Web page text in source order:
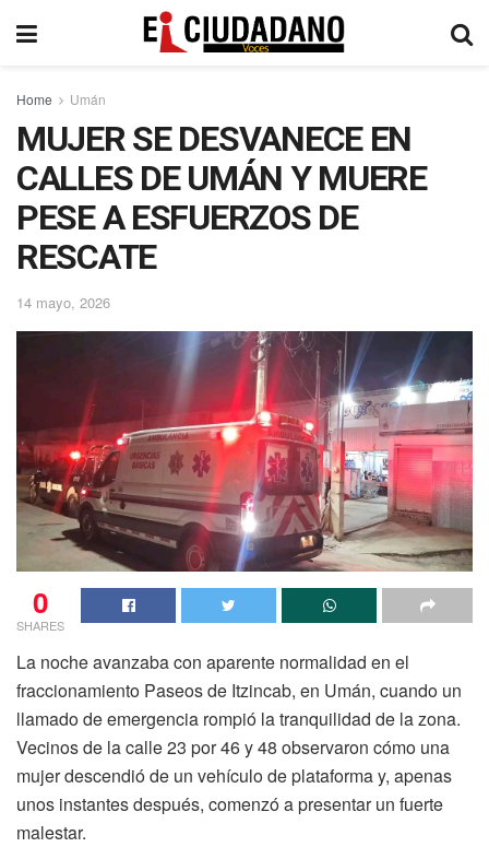
Home Umán
MUJER SE DESVANECE EN
CALLES DE UMÁN Y MUERE
PESE A ESFUERZOS DE
RESCATE
14 mayo, 2026
0
SHARES
La noche avanzaba con aparente normalidad en el
fraccionamiento Paseos de Itzincab, en Umán, cuando un
llamado de emergencia rompió la tranquilidad de la zona.
Vecinos de la calle 23 por 46 y 48 observaron cómo una
mujer descendió de un vehículo de plataforma y, apenas
unos instantes después, comenzó a presentar un fuerte
malestar.